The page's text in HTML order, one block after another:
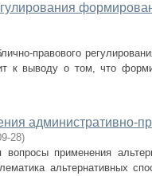
правового
к выводу о том, что
административно-
28)
применения
альтернативных